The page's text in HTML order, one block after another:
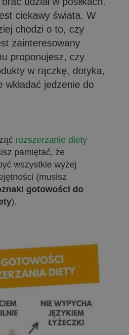
ciekawy świata. W
chodzi o to, czy
zainteresowany
proponujesz, czy
w rączkę, dotyka,
wkładać jedzenie do
rozszerzanie diety
pamiętać, że
wszystkie wyżej
(musisz
gotowości do
).